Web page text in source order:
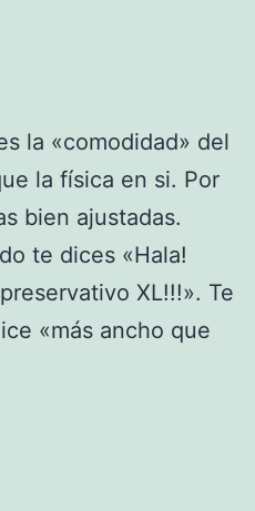
la «comodidad» del
la física en si. Por
bien ajustadas.
te dices «Hala!
XL!!!». Te
«más ancho que